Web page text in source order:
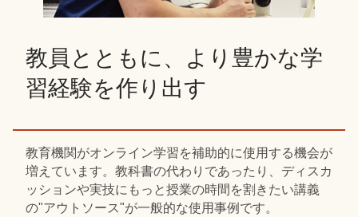
教員とともに、より豊かな学
習経験を作り出す
教育機関がオンライン学習を補助的に使用する機会が
増えています。教科書の代わりであったり、ディスカ
ッションや実技にもっと授業の時間を割きたい講義
の"アウトソース"が一般的な使用事例です。